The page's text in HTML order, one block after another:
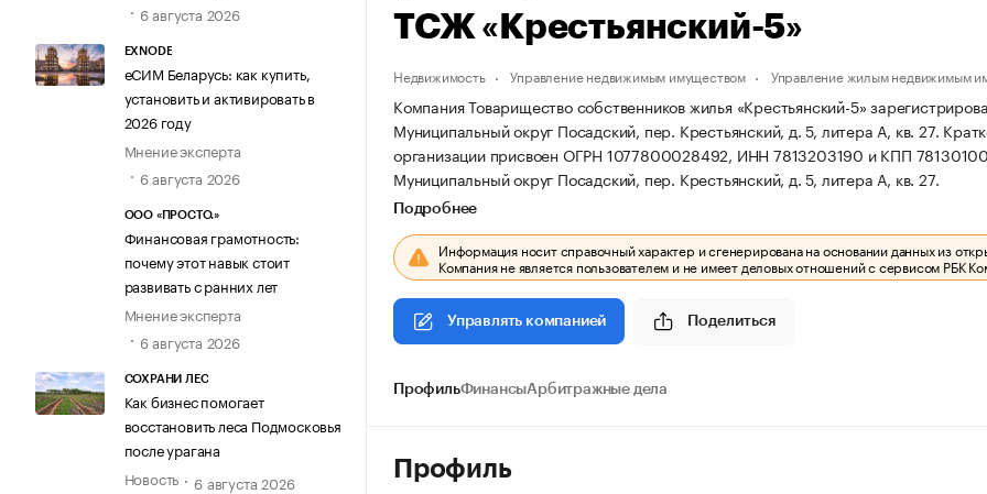
6 августа 2026
EXNODE
еСИМ Беларусь: как купить,
установить и активировать в
2026 году
Мнение эксперта
6 августа 2026
ООО «ПРОСТО.»
Финансовая грамотность:
почему этот навык стоит
развивать с ранних лет
Мнение эксперта
6 августа 2026
СОХРАНИ ЛЕС
Как бизнес помогает
восстановить леса Подмосковья
после урагана
Новость
6 августа 2026
ТСЖ «Крестьянский-5»
Недвижимость Управление недвижимым имуществом Управление жилым недвижимым
Компания Товарищество собственников жилья «Крестьянский-5»
Муниципальный округ Посадский, пер. Крестьянский, д. 5, литера А, кв. 27.
организации присвоен ОГРН 1077800028492, ИНН 7813203190 и КПП
Муниципальный округ Посадский, пер. Крестьянский, д. 5, литера А, кв. 27.
Подробнее
Информация носит справочный характер и сгенерирована на основании данных из
Компания не является пользователем и не имеет деловых отношений с сервисом РБК
Управлять компанией Поделиться
ПрофильФинансыАрбитражные дела
Профиль